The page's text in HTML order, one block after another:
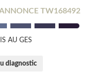
ANNONCE TW168492
AU GES
diagnostic